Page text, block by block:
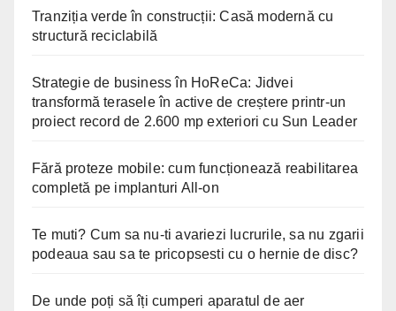
Tranziția verde în construcții: Casă modernă cu
structură reciclabilă
Strategie de business în HoReCa: Jidvei
transformă terasele în active de creștere printr-un
proiect record de 2.600 mp exteriori cu Sun Leader
Fără proteze mobile: cum funcționează reabilitarea
completă pe implanturi All-on
Te muti? Cum sa nu-ti avariezi lucrurile, sa nu zgarii
podeaua sau sa te pricopsesti cu o hernie de disc?
De unde poți să îți cumperi aparatul de aer